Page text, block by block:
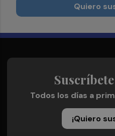
Quiero
Todos los días a
¡Quiero